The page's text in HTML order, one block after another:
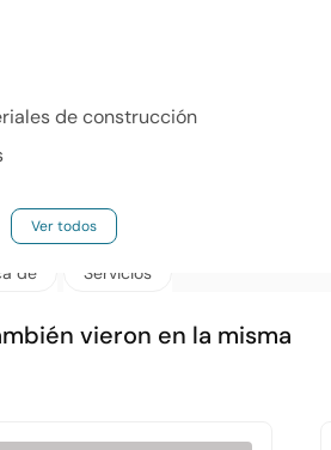
de Servicios
de construcción
Ver todos
vieron en la misma